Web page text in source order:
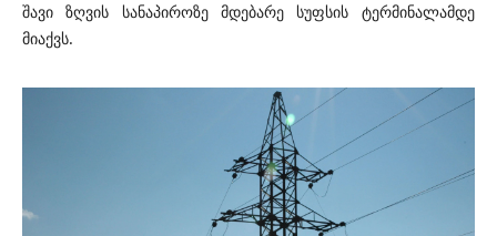
შავი ზღვის სანაპიროზე მდებარე სუფსის ტერმინალამდე
მიაქვს.